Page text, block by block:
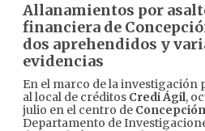
Allanamientos por
financiera de
dos aprehendidos y
evidencias
En el marco de la investigación
al local de créditos Credi Ágil,
julio en el centro de Concepción
Departamento de